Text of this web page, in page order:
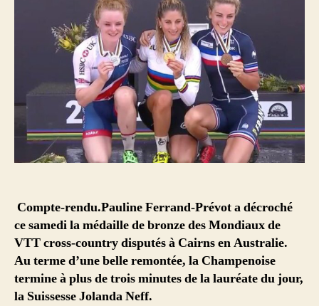
Compte-rendu.Pauline Ferrand-Prévot a décroché
ce samedi la médaille de bronze des Mondiaux de
VTT cross-country disputés à Cairns en Australie.
Au terme d’une belle remontée, la Champenoise
termine à plus de trois minutes de la lauréate du jour,
la Suissesse Jolanda Neff.